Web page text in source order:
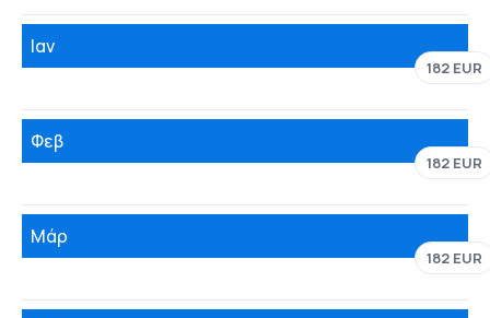
Ιαν
182 EUR
Φεβ
182 EUR
Μάρ
182 EUR